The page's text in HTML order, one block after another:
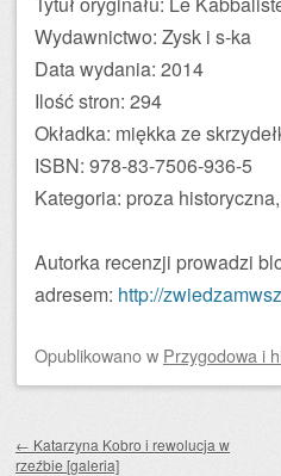
Wydawnictwo: Zysk i s-ka
Data wydania: 2014
Ilość stron: 294
Okładka: miękka ze
ISBN: 978-83-7506-936-5
Kategoria: proza
Autorka recenzji prowadzi
adresem: http://
Opublikowanow Przygodowa i
← Katarzyna Kobro i rewolucja w
rzeźbie [galeria]